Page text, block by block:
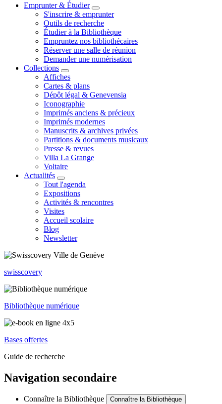
Emprunter & Étudier
S'inscrire & emprunter
Outils de recherche
Étudier à la Bibliothèque
Empruntez nos bibliothécaires
Réserver une salle de réunion
Demander une numérisation
Collections
Affiches
Cartes & plans
Dépôt légal & Genevensia
Iconographie
Imprimés anciens & précieux
Imprimés modernes
Manuscrits & archives privées
Partitions & documents musicaux
Presse & revues
Villa La Grange
Voltaire
Actualités
Tout l'agenda
Expositions
Activités & rencontres
Visites
Accueil scolaire
Blog
Newsletter
swisscovery
Bibliothèque numérique
Bases offertes
Guide de recherche
Navigation secondaire
Connaître la Bibliothèque Connaître la Bibliothèque